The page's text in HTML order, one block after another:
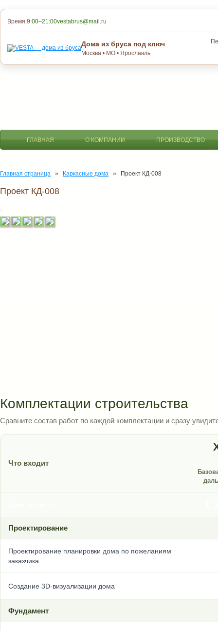
Время:9:00–21:00vestabrus@mail.ru
Дома из бруса под ключ
Москва • МО • Ярославль
ГЛАВНАЯ О КОМПАНИИ ПРОИЗВОДСТВО
Главная страница » Каркасные дома » Проект КД-008
Проект КД-008
Комплектации строительства
Сравните состав работ по каждой комплектации и сразу
Что входит
Проектирование
Проектирование планировки дома по пожеланиям
заказчика
Создание 3D-визуализации дома
Фундамент